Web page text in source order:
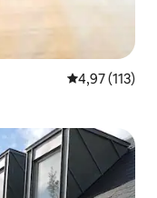
Évaluation
4,97 (113)